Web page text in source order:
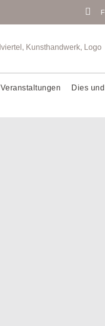

Veranstaltungen
Dies